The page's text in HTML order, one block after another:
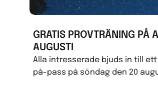
GRATIS PROVTRÄNING PÅ
AUGUSTI
Alla intresserade bjuds in till
på-pass på söndag den 20